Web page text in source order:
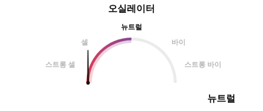
오실레이터
뉴트럴
셀
바이
스트롱 셀 스트롱 바이
뉴트럴